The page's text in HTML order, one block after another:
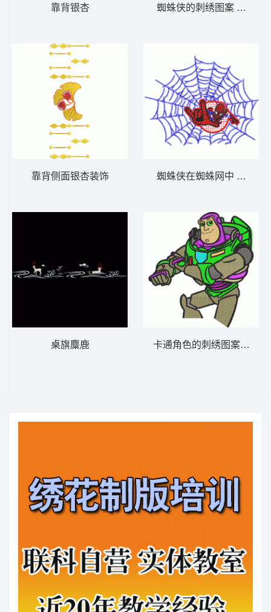
靠背银杏
靠背侧面银杏装饰
桌旗麋鹿
蜘蛛侠的刺绣图案 蜘蛛侠
蜘蛛侠在蜘蛛网中 蜘蛛侠
卡通角色的刺绣图案 巴斯